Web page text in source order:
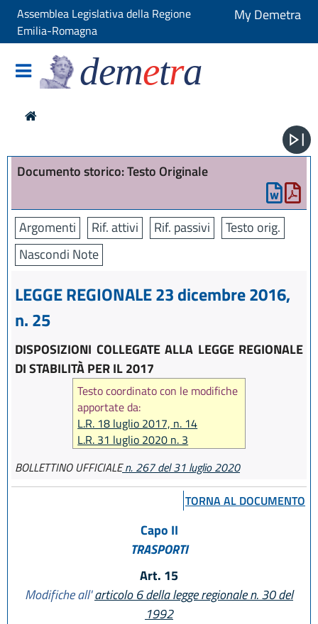
Assemblea Legislativa della Regione
Emilia-Romagna
My Demetra
demetra
Documento storico: Testo Originale
Argomenti Rif. attivi Rif. passivi
Testo orig.
Nascondi Note
LEGGE REGIONALE 23 dicembre 2016,
n. 25
DISPOSIZIONI COLLEGATE ALLA LEGGE REGIONALE
DI STABILITÀ PER IL 2017
Testo coordinato con le modifiche
apportate da:
L.R. 18 luglio 2017, n. 14
L.R. 31 luglio 2020 n. 3
BOLLETTINO UFFICIALEn. 267 del 31 luglio 2020
TORNA AL DOCUMENTO
Capo II
TRASPORTI
Art. 15
Modifiche all'articolo 6 della legge regionale n. 30 del
1992